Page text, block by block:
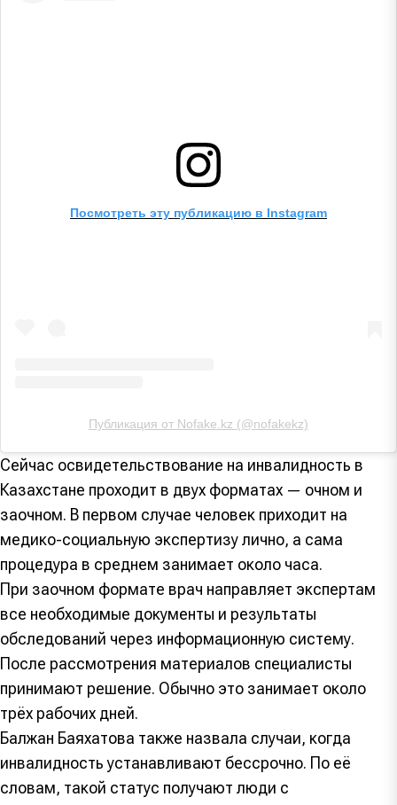
Посмотреть эту публикацию в Instagram
Публикация от Nofake.kz (@nofakekz)
Сейчас освидетельствование на инвалидность в
Казахстане проходит в двух форматах — очном и
заочном. В первом случае человек приходит на
медико-социальную экспертизу лично, а сама
процедура в среднем занимает около часа.
При заочном формате врач направляет экспертам
все необходимые документы и результаты
обследований через информационную систему.
После рассмотрения материалов специалисты
принимают решение. Обычно это занимает около
трёх рабочих дней.
Балжан Баяхатова также назвала случаи, когда
инвалидность устанавливают бессрочно. По её
словам, такой статус получают люди с